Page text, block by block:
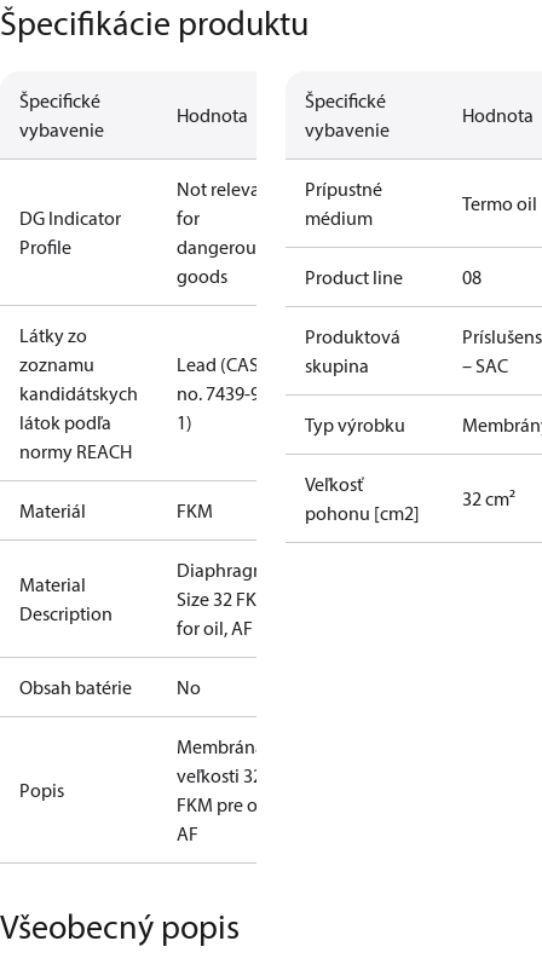
Špecifikácie produktu
Špecifické
vybavenie
Hodnota
DG Indicator
Profile
Not relevant
for
dangerous
goods
Látky zo
zoznamu
kandidátskych
látok podľa
normy REACH
Lead (CAS
no. 7439-92-
1)
Materiál FKM
Material
Description
Diaphragm
Size 32 FKM
for oil, AF
Obsah batérie No
Popis
Membrána
veľkosti 32
FKM pre olej,
AF
Špecifické
vybavenie
Hodnota
Prípustné
médium
Termo oil
Product line 08
Produktová
skupina
– SAC
Typ výrobku
Veľkosť
pohonu [cm2]
32 cm²
Všeobecný popis